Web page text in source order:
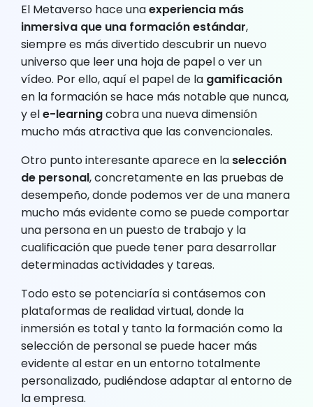
El Metaverso hace unaexperiencia más
inmersiva que una formación estándar,
siempre es más divertido descubrir un nuevo
universo que leer una hoja de papel o ver un
vídeo. Por ello, aquí el papel de la gamificación
en la formación se hace más notable que nunca,
y ele-learningcobra una nueva dimensión
mucho más atractiva que las convencionales.
Otro punto interesante aparece en la selección
de personal, concretamente en las pruebas de
desempeño, donde podemos ver de una manera
mucho más evidente como se puede comportar
una persona en un puesto de trabajo y la
cualificación que puede tener para desarrollar
determinadas actividades y tareas.
Todo esto se potenciaría si contásemos con
plataformas de realidad virtual, donde la
inmersión es total y tanto la formación como la
selección de personal se puede hacer más
evidente al estar en un entorno totalmente
personalizado, pudiéndose adaptar al entorno de
la empresa.